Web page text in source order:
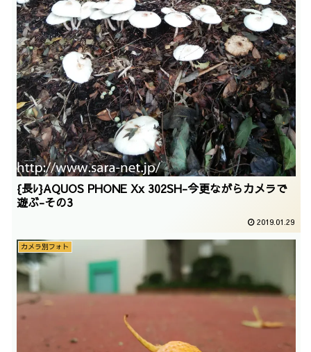
{長ﾚ}AQUOS PHONE Xx 302SH-今更ながらカメラで
遊ぶ-その3
2019.01.29
カメラ別フォト